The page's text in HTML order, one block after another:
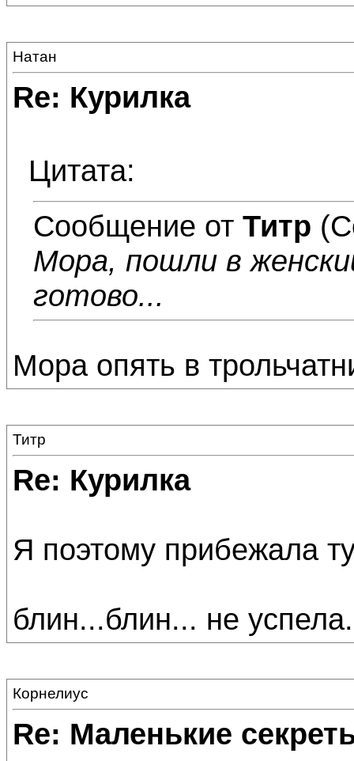
Натан
Re: Курилка
Цитата:
Сообщение от Титр
Мора, пошли в
готово...
Мора опять в
Титр
Re: Курилка
Я поэтому прибежала
блин...блин... не
Корнелиус
Re: Маленькие